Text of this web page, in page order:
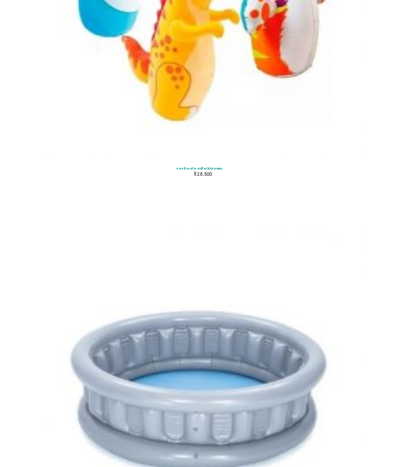
Porfiado Inflable Intex
$26.500